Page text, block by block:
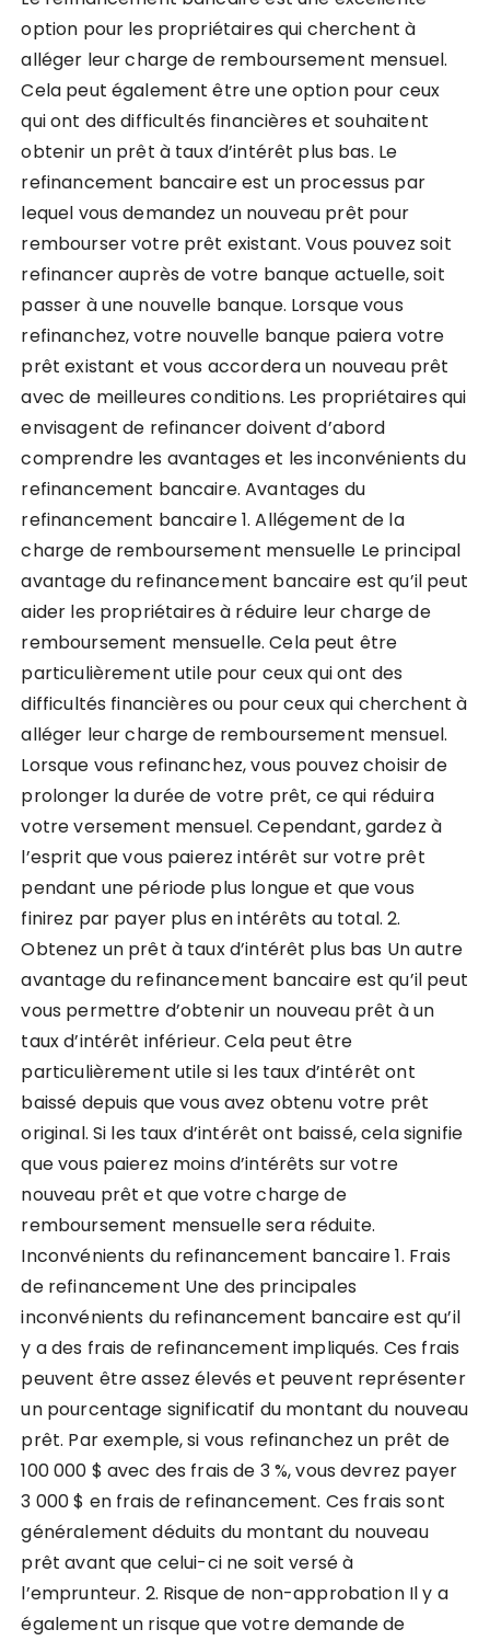
option pour les propriétaires qui cherchent à
alléger leur charge de remboursement mensuel.
Cela peut également être une option pour ceux
qui ont des difficultés financières et souhaitent
obtenir un prêt à taux d’intérêt plus bas. Le
refinancement bancaire est un processus par
lequel vous demandez un nouveau prêt pour
rembourser votre prêt existant. Vous pouvez soit
refinancer auprès de votre banque actuelle, soit
passer à une nouvelle banque. Lorsque vous
refinanchez, votre nouvelle banque paiera votre
prêt existant et vous accordera un nouveau prêt
avec de meilleures conditions. Les propriétaires qui
envisagent de refinancer doivent d’abord
comprendre les avantages et les inconvénients du
refinancement bancaire. Avantages du
refinancement bancaire 1. Allégement de la
charge de remboursement mensuelle Le principal
avantage du refinancement bancaire est qu’il peut
aider les propriétaires à réduire leur charge de
remboursement mensuelle. Cela peut être
particulièrement utile pour ceux qui ont des
difficultés financières ou pour ceux qui cherchent à
alléger leur charge de remboursement mensuel.
Lorsque vous refinanchez, vous pouvez choisir de
prolonger la durée de votre prêt, ce qui réduira
votre versement mensuel. Cependant, gardez à
l’esprit que vous paierez intérêt sur votre prêt
pendant une période plus longue et que vous
finirez par payer plus en intérêts au total. 2.
Obtenez un prêt à taux d’intérêt plus bas Un autre
avantage du refinancement bancaire est qu’il peut
vous permettre d’obtenir un nouveau prêt à un
taux d’intérêt inférieur. Cela peut être
particulièrement utile si les taux d’intérêt ont
baissé depuis que vous avez obtenu votre prêt
original. Si les taux d’intérêt ont baissé, cela signifie
que vous paierez moins d’intérêts sur votre
nouveau prêt et que votre charge de
remboursement mensuelle sera réduite.
Inconvénients du refinancement bancaire 1. Frais
de refinancement Une des principales
inconvénients du refinancement bancaire est qu’il
y a des frais de refinancement impliqués. Ces frais
peuvent être assez élevés et peuvent représenter
un pourcentage significatif du montant du nouveau
prêt. Par exemple, si vous refinanchez un prêt de
100 000 $ avec des frais de 3 %, vous devrez payer
3 000 $ en frais de refinancement. Ces frais sont
généralement déduits du montant du nouveau
prêt avant que celui-ci ne soit versé à
l’emprunteur. 2. Risque de non-approbation Il y a
également un risque que votre demande de